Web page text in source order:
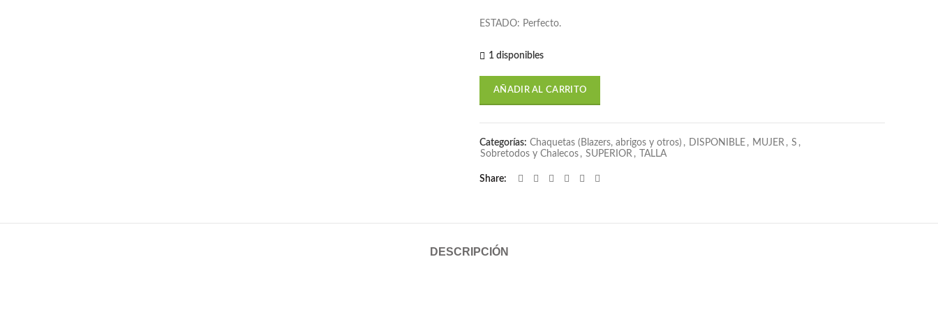
ESTADO: Perfecto.
1 disponibles
AÑADIR AL CARRITO
Categorías: Chaquetas (Blazers, abrigos y otros) , DISPONIBLE , MUJER , S ,
Sobretodos y Chalecos , SUPERIOR , TALLA
Share
DESCRIPCIÓN